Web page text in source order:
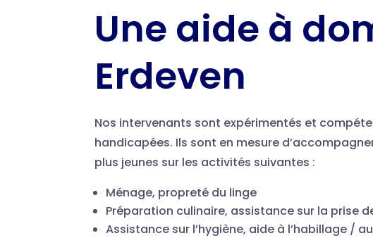
Une aide à
Erdeven
Nos intervenants sont expérimentés et
handicapées. Ils sont en mesure
plus jeunes sur les activités suivantes :
Ménage, propreté du linge
Préparation culinaire, assistance sur la prise
Assistance sur l’hygiène, aide à l’habillage /